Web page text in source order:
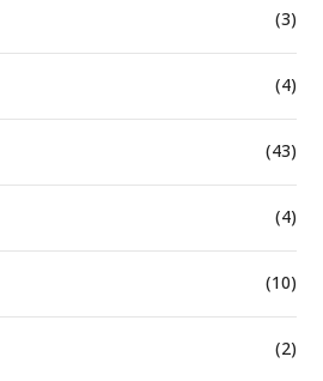
(3)
(4)
(43)
(4)
(10)
(2)